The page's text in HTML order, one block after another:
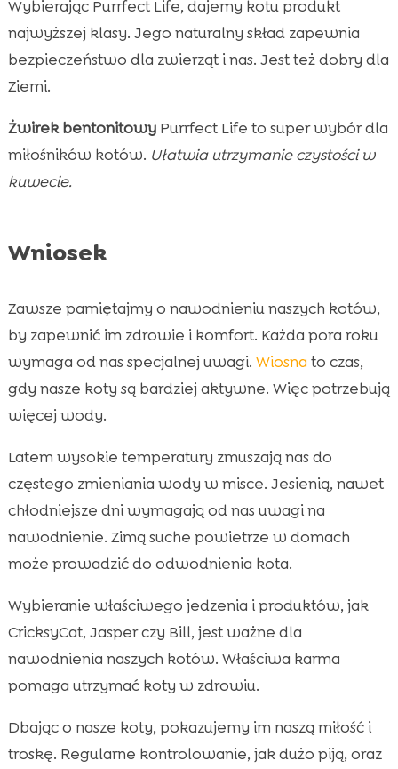
Wybierając Purrfect Life, dajemy kotu produkt
najwyższej klasy. Jego naturalny skład zapewnia
bezpieczeństwo dla zwierząt i nas. Jest też dobry dla
Ziemi.
Żwirek bentonitowyPurrfect Life to super wybór dla
miłośników kotów. Ułatwia utrzymanie czystości w
kuwecie.
Wniosek
Zawsze pamiętajmy o nawodnieniu naszych kotów,
by zapewnić im zdrowie i komfort. Każda pora roku
wymaga od nas specjalnej uwagi. Wiosna to czas,
gdy nasze koty są bardziej aktywne. Więc potrzebują
więcej wody.
Latem wysokie temperatury zmuszają nas do
częstego zmieniania wody w misce. Jesienią, nawet
chłodniejsze dni wymagają od nas uwagi na
nawodnienie. Zimą suche powietrze w domach
może prowadzić do odwodnienia kota.
Wybieranie właściwego jedzenia i produktów, jak
CricksyCat, Jasper czy Bill, jest ważne dla
nawodnienia naszych kotów. Właściwa karma
pomaga utrzymać koty w zdrowiu.
Dbając o nasze koty, pokazujemy im naszą miłość i
troskę. Regularne kontrolowanie, jak dużo piją, oraz